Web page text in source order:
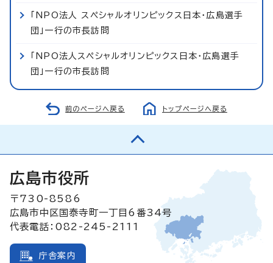
「NPO法人 スペシャルオリンピックス日本・広島選手
団」一行の市長訪問
「NPO法人スペシャルオリンピックス日本・広島選手
団」一行の市長訪問
前のページへ戻る トップページへ戻る
広島市役所
〒730-8586
広島市中区国泰寺町一丁目6番34号
代表電話：082-245-2111
庁舎案内